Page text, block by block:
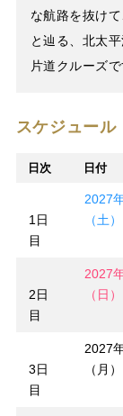
な航路を抜け
と辿る、北太
片道クルーズで
スケジュール
日次 日付
1日
目
2027
（土）
2日
目
2027
（日）
3日
目
2027
（月）